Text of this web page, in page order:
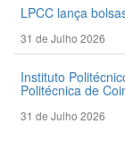
LPCC lança
31 de Julho 2026
Instituto
Politécnica de
31 de Julho 2026